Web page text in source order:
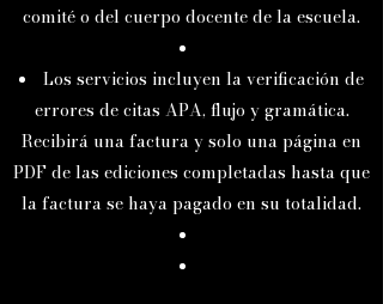
comité o del cuerpo docente de la escuela.
Los servicios incluyen la verificación de
errores de citas APA, flujo y gramática.
Recibirá una factura y solo una página en
PDF de las ediciones completadas hasta que
la factura se haya pagado en su totalidad.